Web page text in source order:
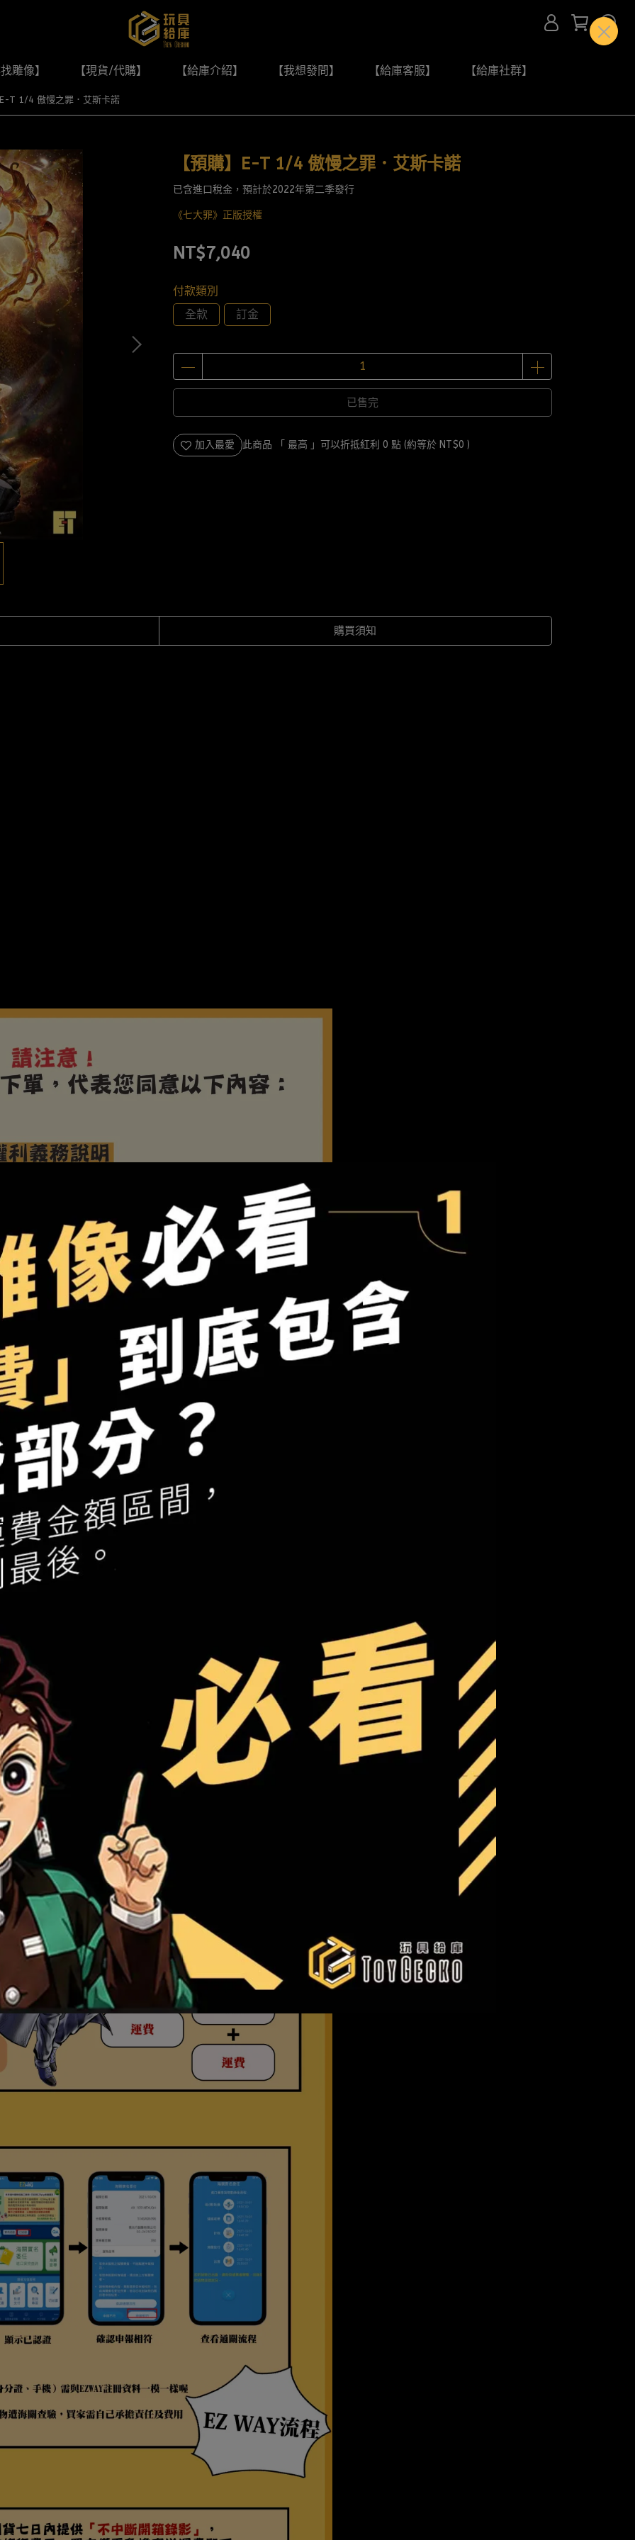
雕像】 【現貨/代購】 【給庫介紹】 【我想發問】 【給庫客服】 【給庫社群】
T 1/4 傲慢之罪．艾斯卡諾
【預購】E-T 1/4 傲慢之罪．艾斯卡諾
已含進口稅金，預計於2022年第二季發行
《七大罪》正版授權
NT$7,040
付款類別
全款
訂金
已售完
加入最愛 此商品 「 最高 」可以折抵紅利 0 點 (約等於 NT$0 )
購買須知